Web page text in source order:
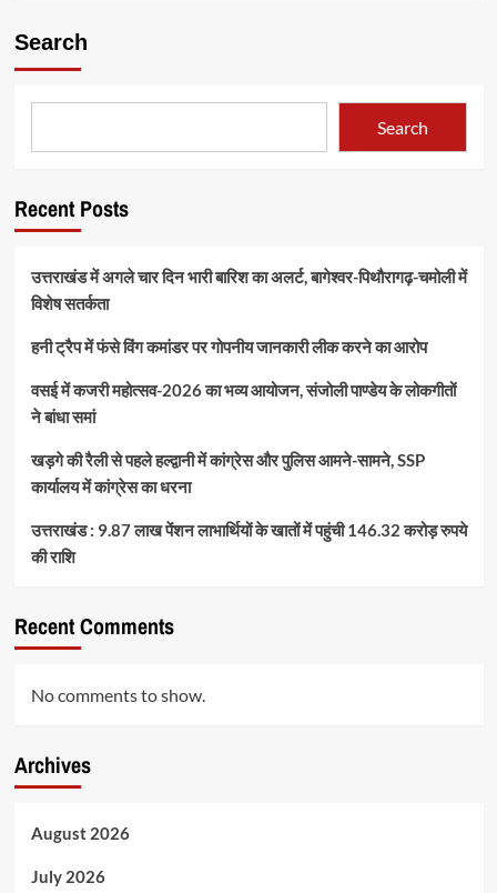
Search
Search
Recent Posts
उत्तराखंड में अगले चार दिन भारी बारिश का अलर्ट, बागेश्वर-पिथौरागढ़-चमोली में
विशेष सतर्कता
हनी ट्रैप में फंसे विंग कमांडर पर गोपनीय जानकारी लीक करने का आरोप
वसई में कजरी महोत्सव-2026 का भव्य आयोजन, संजोली पाण्डेय के लोकगीतों
ने बांधा समां
खड़गे की रैली से पहले हल्द्वानी में कांग्रेस और पुलिस आमने-सामने, SSP
कार्यालय में कांग्रेस का धरना
उत्तराखंड : 9.87 लाख पेंशन लाभार्थियों के खातों में पहुंची 146.32 करोड़ रुपये
की राशि
Recent Comments
No comments to show.
Archives
August 2026
July 2026